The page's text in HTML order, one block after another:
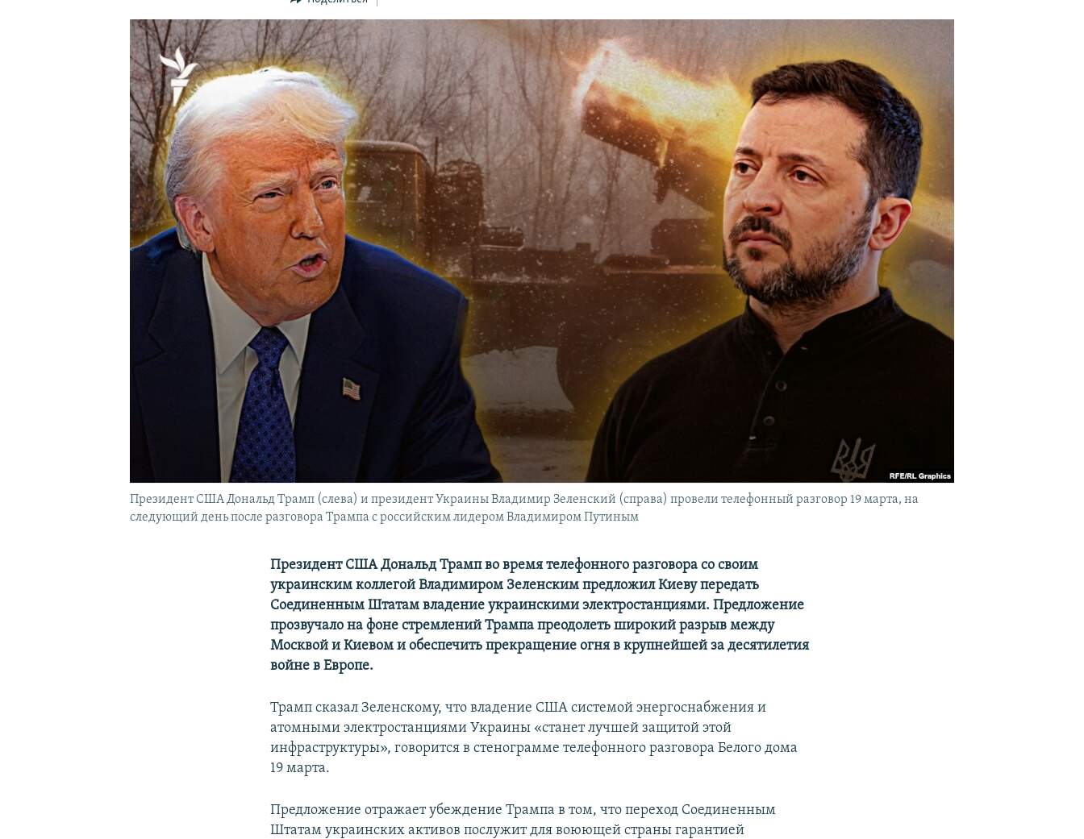
Президент США Дональд Трамп (слева) и президент Украины Владимир Зеленский (справа) провели телефонный разговор 19 марта, на
следующий день после разговора Трампа с российским лидером Владимиром Путиным
Президент США Дональд Трамп во время телефонного разговора со своим
украинским коллегой Владимиром Зеленским предложил Киеву передать
Соединенным Штатам владение украинскими электростанциями. Предложение
прозвучало на фоне стремлений Трампа преодолеть широкий разрыв между
Москвой и Киевом и обеспечить прекращение огня в крупнейшей за десятилетия
войне в Европе.
Трамп сказал Зеленскому, что владение США системой энергоснабжения и
атомными электростанциями Украины «станет лучшей защитой этой
инфраструктуры», говорится в стенограмме телефонного разговора Белого дома
19 марта.
Предложение отражает убеждение Трампа в том, что переход Соединенным
Штатам украинских активов послужит для воюющей страны гарантией